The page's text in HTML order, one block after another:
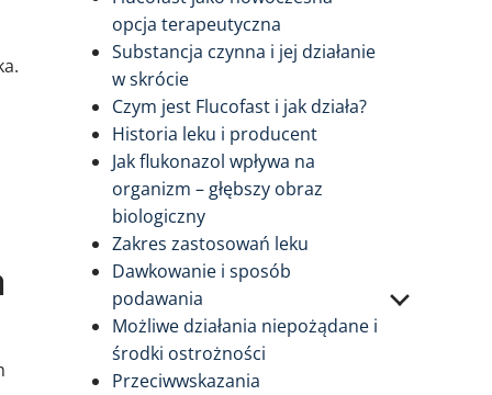
opcja terapeutyczna
Substancja czynna i jej działanie
w skrócie
Czym jest Flucofast i jak działa?
Historia leku i producent
Jak flukonazol wpływa na
organizm – głębszy obraz
biologiczny
Zakres zastosowań leku
Dawkowanie i sposób
podawania
Możliwe działania niepożądane i
środki ostrożności
Przeciwwskazania